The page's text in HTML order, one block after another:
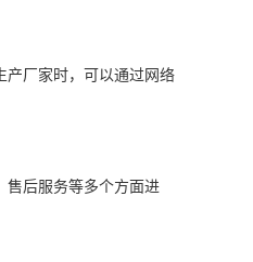
产厂家时，可以通过网络
售后服务等多个方面进